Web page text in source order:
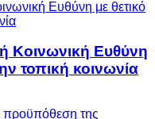
Κοινωνική Ευθύνη
τοπική κοινωνία